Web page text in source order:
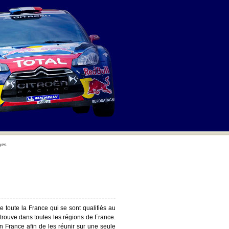
toute la France qui se sont qualifiés au
dans toutes les régions de France.
France afin de les réunir sur une seule